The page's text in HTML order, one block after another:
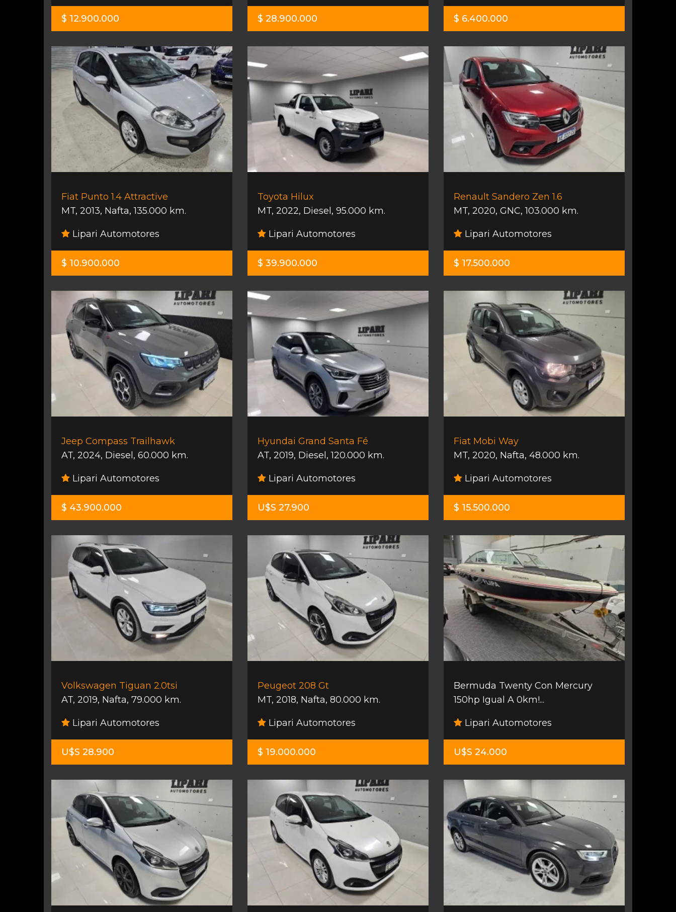
$ 12.900.000 $ 28.900.000 $ 6.400.000
Fiat Punto 1.4 Attractive
MT, 2013, Nafta,135.000 km.
Lipari Automotores
$ 10.900.000
Toyota Hilux
MT, 2022, Diesel , 95.000 km.
Lipari Automotores
$ 39.900.000
Renault Sandero Zen 1.6
MT, 2020, GNC,103.000 km.
Lipari Automotores
$ 17.500.000
Jeep Compass Trailhawk
AT, 2024, Diesel , 60.000 km.
Lipari Automotores
$ 43.900.000
Hyundai Grand Santa Fé
AT, 2019, Diesel ,120.000 km.
Lipari Automotores
U$S 27.900
Fiat Mobi Way
MT, 2020, Nafta, 48.000 km.
Lipari Automotores
$ 15.500.000
Volkswagen Tiguan 2.0tsi
AT, 2019, Nafta, 79.000 km.
Lipari Automotores
U$S 28.900
Peugeot 208 Gt
MT, 2018, Nafta, 80.000 km.
Lipari Automotores
$ 19.000.000
Bermuda Twenty Con Mercury
150hp Igual A 0km!...
Lipari Automotores
U$S 24.000